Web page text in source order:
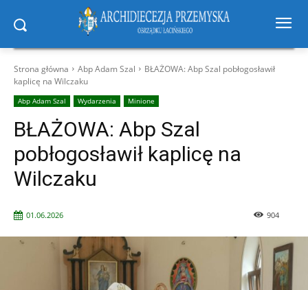
Strona główna Abp Adam Szal
BŁAŻOWA: Abp Szal pobłogosławił
kaplicę na Wilczaku
Abp Adam Szal Wydarzenia Minione
BŁAŻOWA: Abp Szal
pobłogosławił kaplicę na
Wilczaku
01.06.2026 904